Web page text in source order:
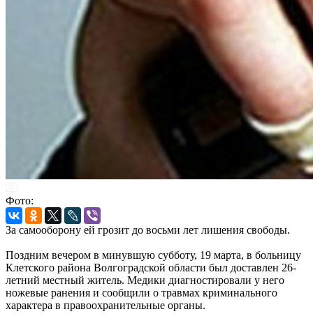
Фото:
За самооборону ей грозит до восьми лет лишения свободы.
Поздним вечером в минувшую субботу, 19 марта, в больницу
Клетского района Волгоградской области был доставлен 26-
летний местный житель. Медики диагностировали у него
ножевые ранения и сообщили о травмах криминального
характера в правоохранительные органы.